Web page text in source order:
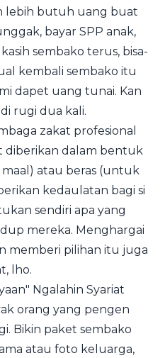
lebih butuh uang buat
bayar SPP anak,
sembako terus, bisa-
kembali sembako itu
dapet uang tunai. Kan
rugi dua kali.
zakat profesional
diberikan dalam bentuk
atau beras (untuk
kedaulatan bagi si
sendiri apa yang
mereka. Menghargai
memberi pilihan itu juga
lho.
Ngalahin Syariat
orang yang pengen
Bikin paket sembako
atau foto keluarga,